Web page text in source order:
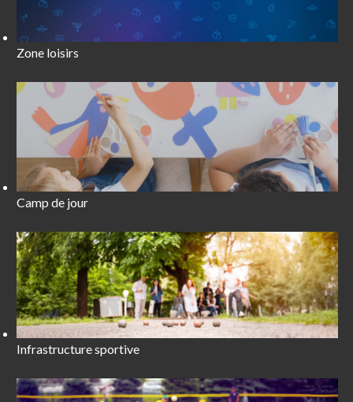
Zone loisirs
Camp de jour
Infrastructure sportive